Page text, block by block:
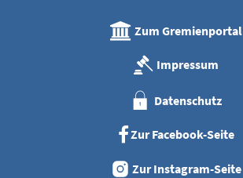
Zum Gremienportal
Impressum
Datenschutz
Zur Facebook-Seite
Zur Instagram-Seite